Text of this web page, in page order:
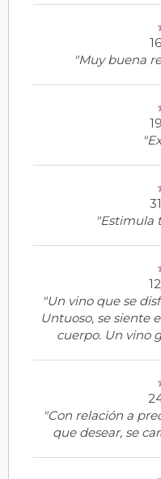
"Muy buena
"Estimula
"Un vino que se
Untuoso, se siente
cuerpo. Un vino
"Con relación a
que desear, se